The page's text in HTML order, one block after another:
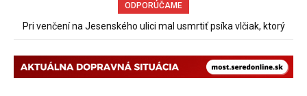
ODPORÚČAME
Pri venčení na Jesenského ulici mal usmrtiť psíka vlčiak, ktorý